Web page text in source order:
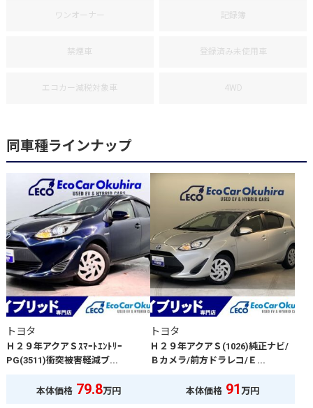
ワンオーナー 記録簿
禁煙車 登録済み未使用車
エコカー減税対象車 4WD
同車種ラインナップ
トヨタ
Ｈ２９年アクアＳｽﾏｰﾄｴﾝﾄﾘｰ
PG(3511)衝突被害軽減ブ...
本体価格 79.8万円
トヨタ
Ｈ２９年アクアＳ(1026)純正ナビ/
Ｂカメラ/前方ドラレコ/Ｅ...
本体価格 91万円